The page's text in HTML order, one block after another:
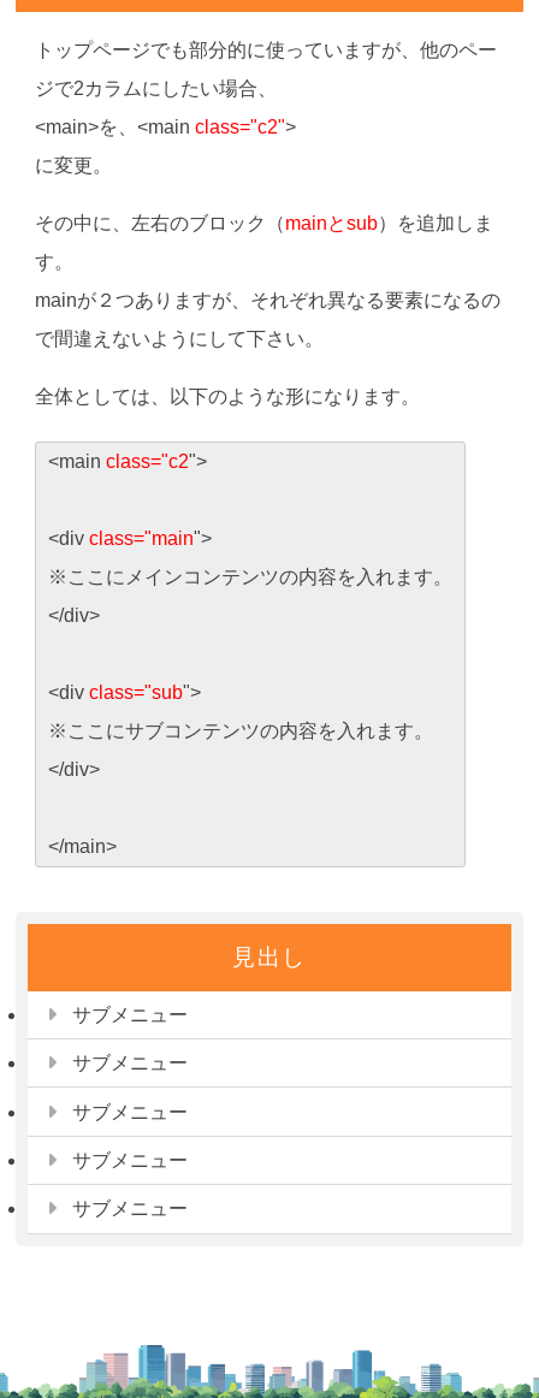
トップページでも部分的に使っていますが、他のペー
ジで2カラムにしたい場合、
<main>を、<mainclass="c2">
に変更。
その中に、左右のブロック（mainとsub）を追加しま
す。
mainが２つありますが、それぞれ異なる要素になるの
で間違えないようにして下さい。
全体としては、以下のような形になります。
<mainclass="c2">
<divclass="main">
※ここにメインコンテンツの内容を入れます。
</div>
<divclass="sub">
※ここにサブコンテンツの内容を入れます。
</div>
</main>
見出し
サブメニュー
サブメニュー
サブメニュー
サブメニュー
サブメニュー